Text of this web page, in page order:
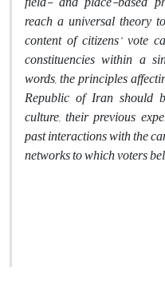
reach a universal theory
content of citizens’ vote
constituencies within a
words, the principles
Republic of Iran should
culture, their previous
past interactions with the
networks to which voters